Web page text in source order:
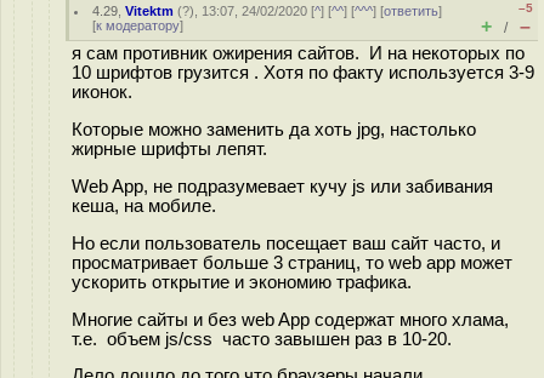
4.29 ,Vitektm (?), 13:07, 24/02/2020 [^] [^^] [^^^] [ответить]
[к модератору]
–5
+ / –
я сам противник ожирения сайтов. И на некоторых по
10 шрифтов грузится . Хотя по факту используется 3-9
иконок.
Которые можно заменить да хоть jpg, настолько
жирные шрифты лепят.
Web App, не подразумевает кучу js или забивания
кеша, на мобиле.
Но если пользователь посещает ваш сайт часто, и
просматривает больше 3 страниц, то web app может
ускорить открытие и экономию трафика.
Многие сайты и без web App содержат много хлама,
т.е. объем js/css часто завышен раз в 10-20.